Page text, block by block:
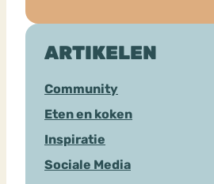
ARTIKELEN
Community
Eten en koken
Inspiratie
Sociale Media